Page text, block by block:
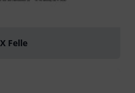
Felle